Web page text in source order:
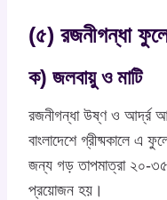
(৫) রজনীগন্ধা
ক) জলবায়ু ও মাটি
রজনীগন্ধা উষ্ণ ও আর্দ্র
বাংলাদেশে গ্রীষ্মকালে এ
জন্য গড় তাপমাত্রা ২০-
প্রয়োজন হয়।